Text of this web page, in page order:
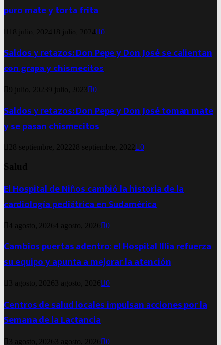
puro mate y torta frita
18 julio, 2024 18 julio, 2024 0
Saldos y retazos: Don Pepe y Don José se calientan
con grapa y chismecitos
9 julio, 20239 julio, 2023 0
Saldos y retazos: Don Pepe y Don José toman mate
y se pasan chismecitos
28 septiembre, 202228 septiembre, 2022 0
Salud
El Hospital de Niños cambió la historia de la
cardiología pediátrica en Sudamérica
4 agosto, 20264 agosto, 2026 0
Cambios puertas adentro: el Hospital Illia refuerza
su equipo y apunta a mejorar la atención
3 agosto, 2026 3 agosto, 2026 0
Centros de salud locales impulsan acciones por la
Semana de la Lactancia
3 agosto, 2026 3 agosto, 2026 0